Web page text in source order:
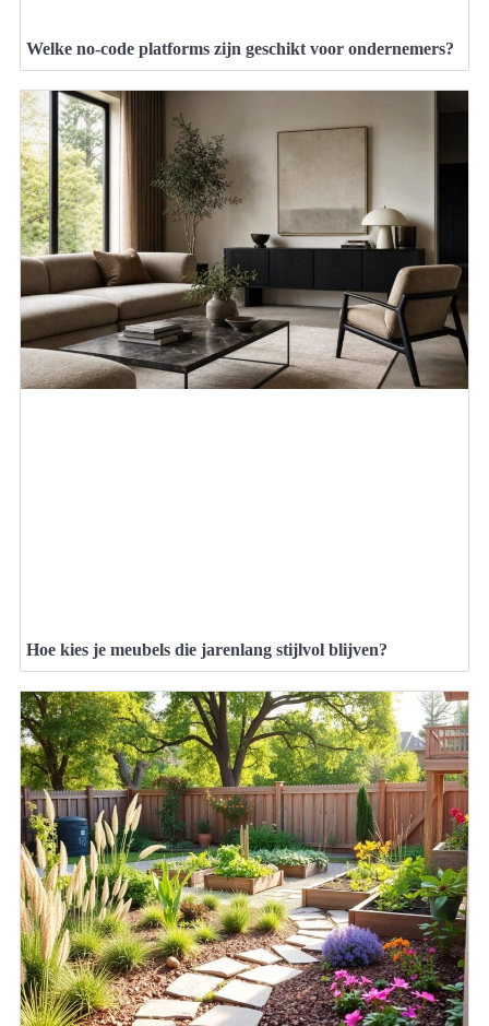
Welke no-code platforms zijn geschikt voor ondernemers?
Hoe kies je meubels die jarenlang stijlvol blijven?